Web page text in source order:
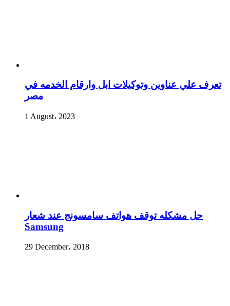
تعرف علي عناوين وتوكيلات ابل وارقام الخدمه في
مصر
1 August، 2023
حل مشكله توقف هواتف سامسونج عند شعار
Samsung
29 December، 2018